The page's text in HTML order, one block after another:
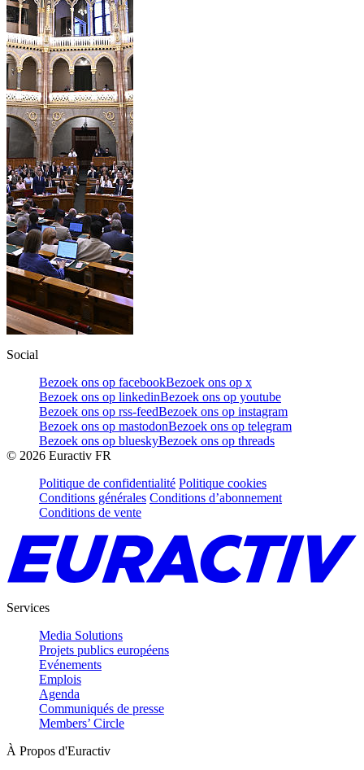
Social
Bezoek ons op facebookBezoek ons op x
Bezoek ons op linkedinBezoek ons op youtube
Bezoek ons op rss-feedBezoek ons op instagram
Bezoek ons op mastodonBezoek ons op telegram
Bezoek ons op blueskyBezoek ons op threads
© 2026 Euractiv FR
Politique de confidentialité Politique cookies
Conditions générales Conditions d’abonnement
Conditions de vente
Services
Media Solutions
Projets publics européens
Evénements
Emplois
Agenda
Communiqués de presse
Members’ Circle
À Propos d'Euractiv